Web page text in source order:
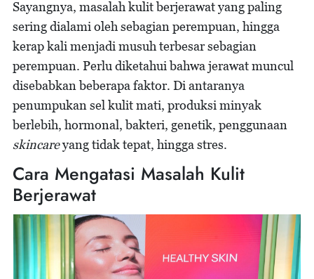
Sayangnya, masalah kulit berjerawat yang paling
sering dialami oleh sebagian perempuan, hingga
kerap kali menjadi musuh terbesar sebagian
perempuan. Perlu diketahui bahwa jerawat muncul
disebabkan beberapa faktor. Di antaranya
penumpukan sel kulit mati, produksi minyak
berlebih, hormonal, bakteri, genetik, penggunaan
skincareyang tidak tepat, hingga stres.
Cara Mengatasi Masalah Kulit
Berjerawat